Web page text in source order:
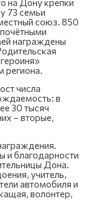
на Дону крепки
73 семьи
союз. 850
награждены
региона.
числа
в
30 тысяч
– вторые,
и благодарности
Дона.
учитель,
автомобиля и
волонтер,